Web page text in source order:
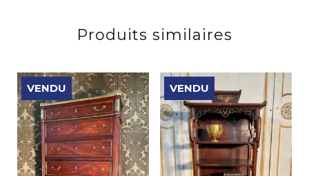
Produits similaires
VENDU VENDU